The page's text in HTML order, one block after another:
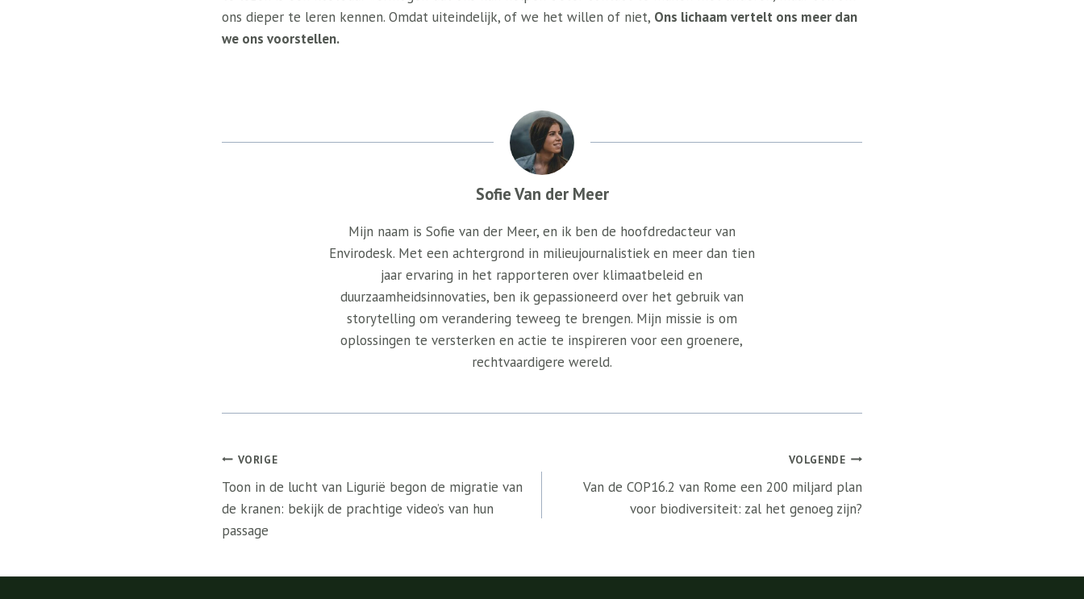
ons dieper te leren kennen. Omdat uiteindelijk, of we het willen of niet, Ons lichaam vertelt ons meer dan
we ons voorstellen.
Sofie Van der Meer
Mijn naam is Sofie van der Meer, en ik ben de hoofdredacteur van
Envirodesk. Met een achtergrond in milieujournalistiek en meer dan tien
jaar ervaring in het rapporteren over klimaatbeleid en
duurzaamheidsinnovaties, ben ik gepassioneerd over het gebruik van
storytelling om verandering teweeg te brengen. Mijn missie is om
oplossingen te versterken en actie te inspireren voor een groenere,
rechtvaardigere wereld.
Bericht
navigatie
VORIGE
Toon in de lucht van Ligurië begon de migratie van
de kranen: bekijk de prachtige video’s van hun
passage
VOLGENDE
Van de COP16.2 van Rome een 200 miljard plan
voor biodiversiteit: zal het genoeg zijn?